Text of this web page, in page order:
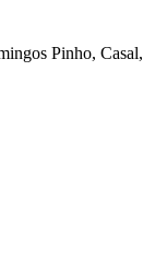
Pinho,